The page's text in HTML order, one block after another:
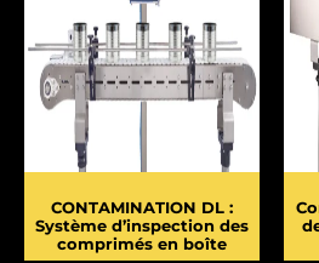
CONTAMINATION DL :
Système d’inspection des
comprimés en boîte